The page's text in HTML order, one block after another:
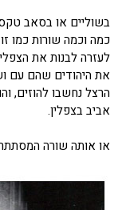
בשוליים או בסאב
כמה וכמה שורות כמו
לעזרה לבנות את
את היהודים שהם עם
אביב בצפלין.
או אותה שורה